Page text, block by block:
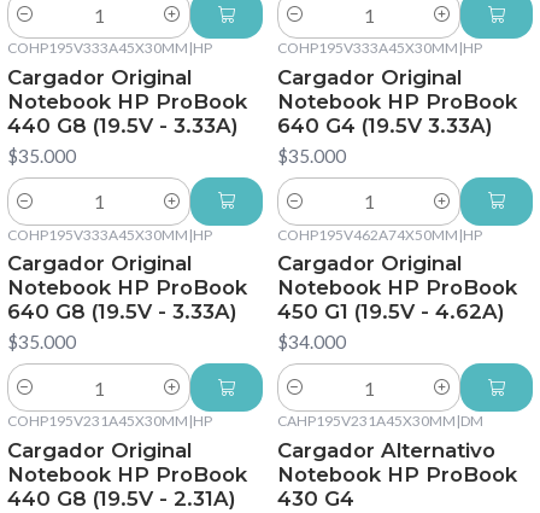
Cantidad Cantidad
COHP195V333A45X30MM |HP
Cargador Original
Notebook HP ProBook
440 G8 (19.5V - 3.33A)
$35.000
Cantidad
COHP195V333A45X30MM |HP
Cargador Original
Notebook HP ProBook
640 G4 (19.5V 3.33A)
$35.000
Cantidad
COHP195V333A45X30MM |HP
Cargador Original
Notebook HP ProBook
640 G8 (19.5V - 3.33A)
$35.000
Cantidad
COHP195V462A74X50MM |HP
Cargador Original
Notebook HP ProBook
450 G1 (19.5V - 4.62A)
$34.000
Cantidad
COHP195V231A45X30MM |HP
Cargador Original
Notebook HP ProBook
440 G8 (19.5V - 2.31A)
CAHP195V231A45X30MM |DM
Cargador Alternativo
Notebook HP ProBook
430 G4